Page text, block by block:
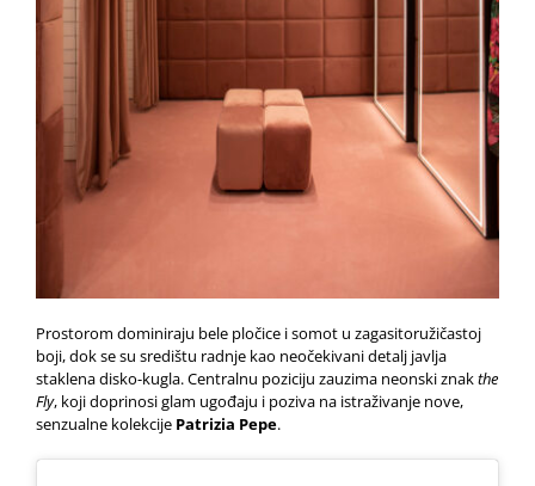
Prostorom dominiraju bele pločice i somot u zagasitoružičastoj
boji, dok se su središtu radnje kao neočekivani detalj javlja
staklena disko-kugla. Centralnu poziciju zauzima neonski znakthe
Fly, koji doprinosi glam ugođaju i poziva na istraživanje nove,
senzualne kolekcije Patrizia Pepe.